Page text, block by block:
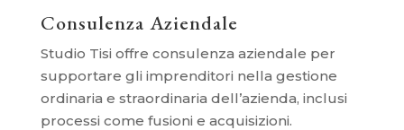
Consulenza Aziendale
Studio Tisi offre consulenza aziendale per
supportare gli imprenditori nella gestione
ordinaria e straordinaria dell’azienda, inclusi
processi come fusioni e acquisizioni.